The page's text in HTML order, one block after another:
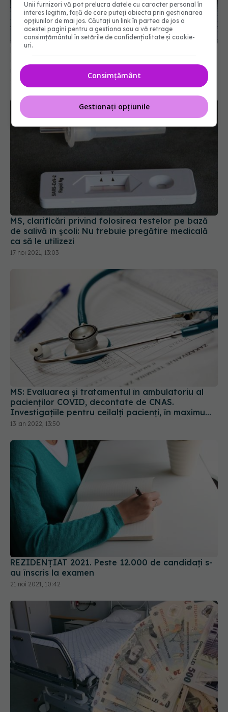
România, codașa UE în clasamentul privind
calitatea vieții și bunăstarea socială. Suntem pe
ultimul loc, după Ungaria și Bulgaria
22 noi 2021, 11:48
MS, clarificări privind folosirea testelor pe bază
de salivă în școli: Nu trebuie pregătire medicală
ca să le utilizezi
17 noi 2021, 13:03
MS: Evaluarea și tratamentul în ambulatoriu al
pacienților COVID, decontate de CNAS.
Investigațiile pentru ceilalți pacienți, în maximum
5 zile
13 ian 2022, 13:50
REZIDENȚIAT 2021. Peste 12.000 de candidați s-
au înscris la examen
21 noi 2021, 10:42
Unii furnizori vă pot prelucra datele cu caracter personal în
interes legitim, față de care puteți obiecta prin gestionarea
opțiunilor de mai jos. Căutați un link în partea de jos a
acestei pagini pentru a gestiona sau a vă retrage
consimțământul în setările de confidențialitate și cookie-
uri.
Consimțământ
Gestionați opțiunile